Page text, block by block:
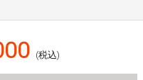
(税込)